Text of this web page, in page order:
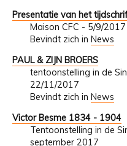
Presentatie van het
Maison CFC - 5/9/
Bevindt zich in News
PAUL & ZIJN BROERS
tentoonstelling in de
22/11/2017
Bevindt zich in News
Victor Besme 1834 - 1904
Tentoonstelling in de
september 2017